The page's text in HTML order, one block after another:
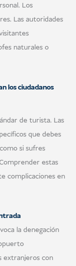
Los
Las autoridades
naturales o
los ciudadanos
de turista. Las
que debes
si sufres
estas
complicaciones en
la denegación
extranjeros con